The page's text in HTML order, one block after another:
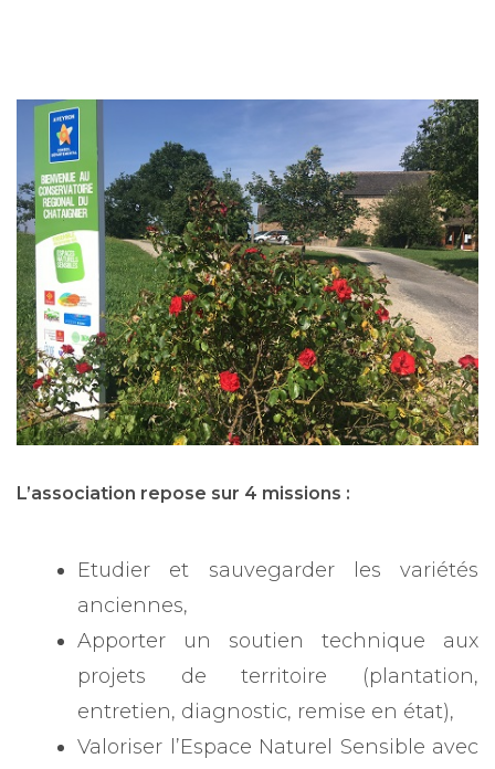
L’association repose sur 4 missions :
Etudier et sauvegarder les variétés
anciennes,
Apporter un soutien technique aux
projets de territoire (plantation,
entretien, diagnostic, remise en état),
Valoriser l’Espace Naturel Sensible avec